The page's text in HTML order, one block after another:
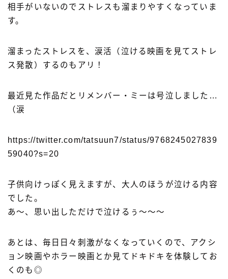
相手がいないのでストレスも溜まりやすくなっていま
す。
溜まったストレスを、涙活（泣ける映画を見てストレ
ス発散）するのもアリ！
最近見た作品だとリメンバー・ミーは号泣しました…
（涙
https://twitter.com/tatsuun7/status/9768245027839
59040?s=20
子供向けっぽく見えますが、大人のほうが泣ける内容
でした。
あ〜、思い出しただけで泣けるぅ〜〜〜
あとは、毎日日々刺激がなくなっていくので、アクシ
ョン映画やホラー映画とか見てドキドキを体験してお
くのも◎